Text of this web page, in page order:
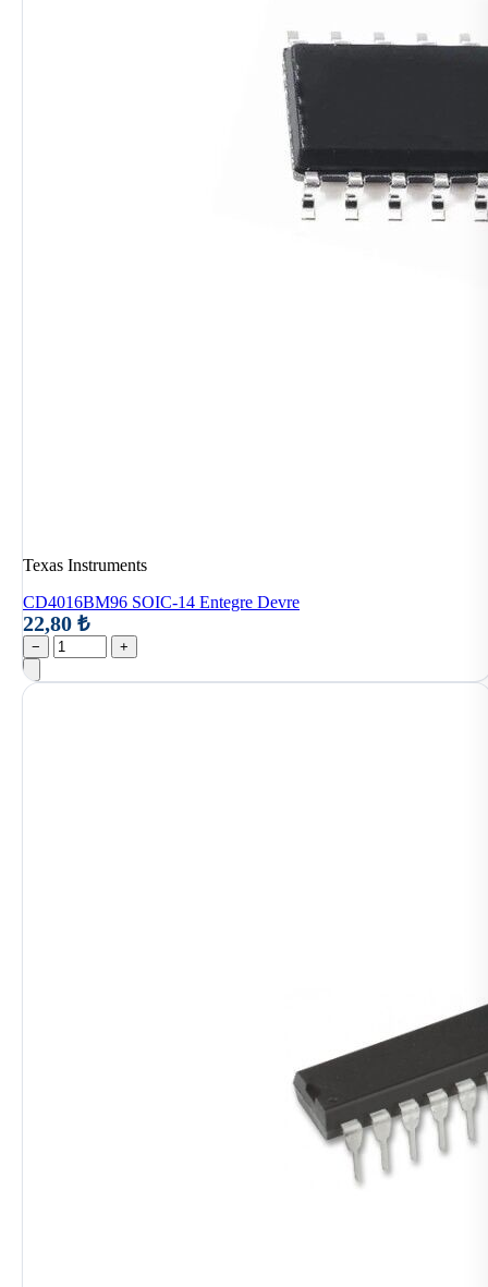
Texas Instruments
CD4016BM96 SOIC-14 Entegre Devre
22,80 ₺
− +